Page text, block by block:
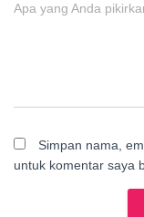
Apa yang Anda
Simpan nama,
untuk komentar saya